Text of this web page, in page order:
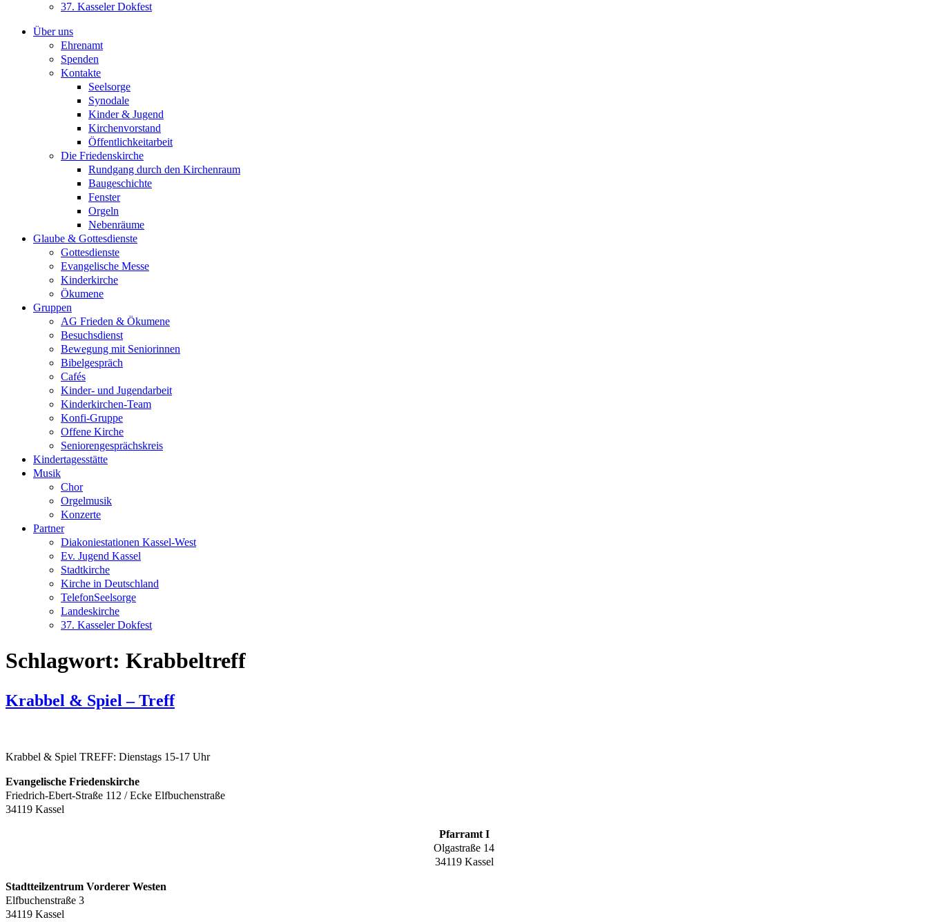
37. Kasseler Dokfest
Über uns
Ehrenamt
Spenden
Kontakte
Seelsorge
Synodale
Kinder & Jugend
Kirchenvorstand
Öffentlichkeitarbeit
Die Friedenskirche
Rundgang durch den Kirchenraum
Baugeschichte
Fenster
Orgeln
Nebenräume
Glaube & Gottesdienste
Gottesdienste
Evangelische Messe
Kinderkirche
Ökumene
Gruppen
AG Frieden & Ökumene
Besuchsdienst
Bewegung mit Seniorinnen
Bibelgespräch
Cafés
Kinder- und Jugendarbeit
Kinderkirchen-Team
Konfi-Gruppe
Offene Kirche
Seniorengesprächskreis
Kindertagesstätte
Musik
Chor
Orgelmusik
Konzerte
Partner
Diakoniestationen Kassel-West
Ev. Jugend Kassel
Stadtkirche
Kirche in Deutschland
TelefonSeelsorge
Landeskirche
37. Kasseler Dokfest
Schlagwort: Krabbeltreff
Krabbel & Spiel – Treff
Krabbel & Spiel TREFF: Dienstags 15-17 Uhr
Evangelische Friedenskirche
Friedrich-Ebert-Straße 112 / Ecke Elfbuchenstraße
34119 Kassel
Pfarramt I
Olgastraße 14
34119 Kassel
Stadtteilzentrum Vorderer Westen
Elfbuchenstraße 3
34119 Kassel